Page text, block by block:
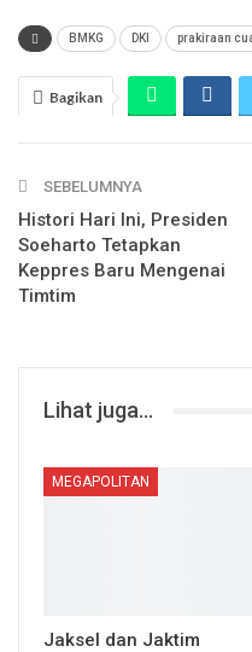
BMKG DKI prakiraan
Bagikan
SEBELUMNYA
Histori Hari Ini, Presiden
Soeharto Tetapkan
Keppres Baru Mengenai
Timtim
Lihat juga...
MEGAPOLITAN
Jaksel dan Jaktim